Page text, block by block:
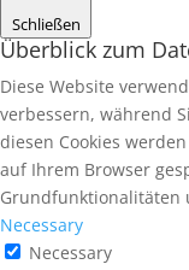
Schließen
Überblick zum
Diese Website
verbessern, während
diesen Cookies
auf Ihrem Browser
Grundfunktionalitäten
Necessary
Necessary